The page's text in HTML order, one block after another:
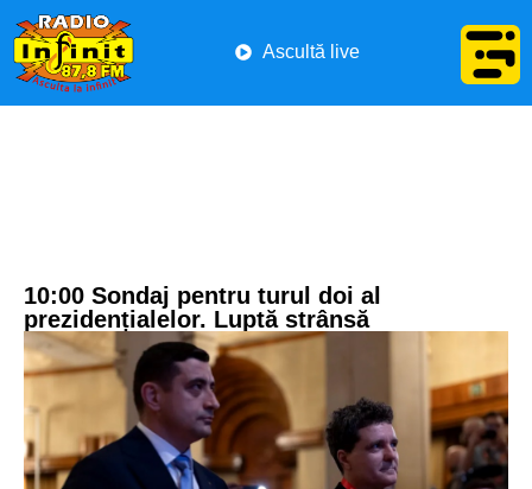
Ascultă live
10:00 Sondaj pentru turul doi al
prezidențialelor. Luptă strânsă